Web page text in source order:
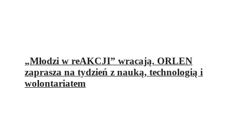
„Młodzi w reAKCJI” wracają. ORLEN
zaprasza na tydzień z nauką, technologią i
wolontariatem